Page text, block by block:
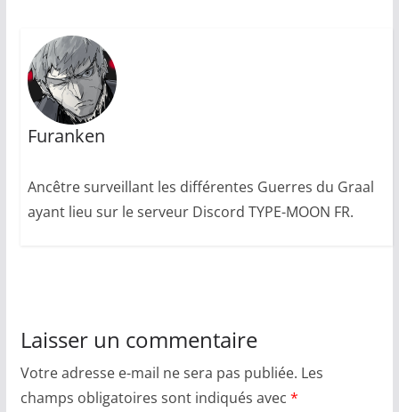
Furanken
Ancêtre surveillant les différentes Guerres du Graal
ayant lieu sur le serveur Discord TYPE-MOON FR.
Laisser un commentaire
Votre adresse e-mail ne sera pas publiée. Les
champs obligatoires sont indiqués avec *